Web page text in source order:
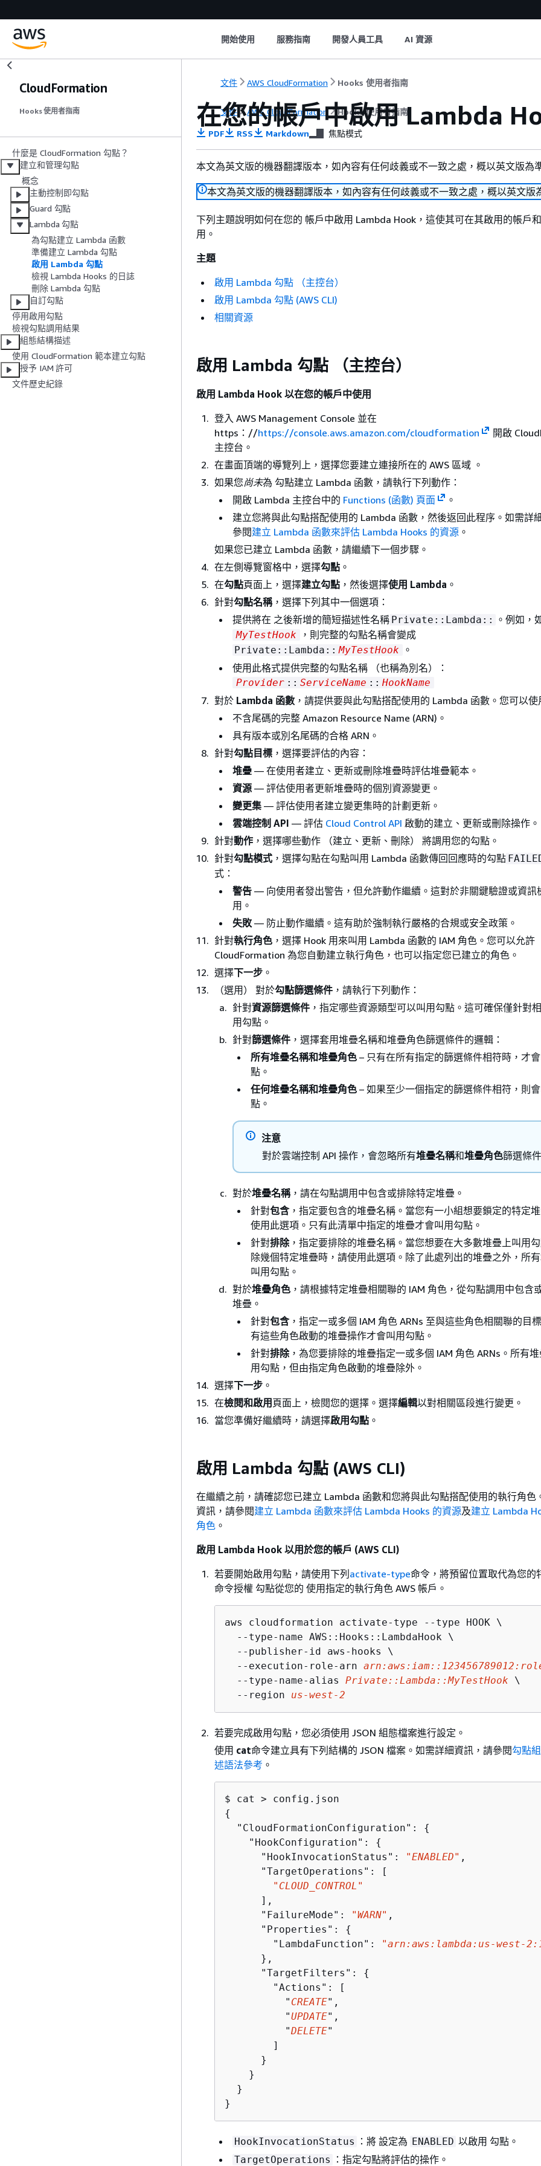
開始使用 服務指南 開發人員工具 AI 資源
CloudFormation
Hooks 使用者指南
什麼是 CloudFormation 勾點？
建立和管理勾點
概念
主動控制即勾點
Guard 勾點
Lambda 勾點
為勾點建立 Lambda 函數
準備建立 Lambda 勾點
啟用 Lambda 勾點
檢視 Lambda Hooks 的日誌
刪除 Lambda 勾點
自訂勾點
停用啟用勾點
檢視勾點調用結果
組態結構描述
使用 CloudFormation 範本建立勾點
授予 IAM 許可
文件歷史紀錄
文件 AWS CloudFormation Hooks 使用者指南
文件 AWS CloudFormation Hooks 使用者指南
在您的帳戶中啟用 Lambda
PDF RSS Markdown 焦點模式
本文為英文版的機器翻譯版本，如內容有任何歧義或不一致之處，概以英文版為
本文為英文版的機器翻譯版本，如內容有任何歧義或不一致之處，概以英文版
下列主題說明如何在您的 帳戶中啟用 Lambda Hook，這使其可在其啟用的帳戶
用。
主題
啟用 Lambda 勾點 （主控台）
啟用 Lambda 勾點 (AWS CLI)
相關資源
啟用 Lambda 勾點 （主控台）
啟用 Lambda Hook 以在您的帳戶中使用
登入 AWS Management Console 並在
https：//https://console.aws.amazon.com/cloudformation
開啟
主控台。
在畫面頂端的導覽列上，選擇您要建立連接所在的 AWS 區域 。
如果您尚未為 勾點建立 Lambda 函數，請執行下列動作：
開啟 Lambda 主控台中的 Functions (函數) 頁面
。
建立您將與此勾點搭配使用的 Lambda 函數，然後返回此程序。如需詳
參閱建立 Lambda 函數來評估 Lambda Hooks 的資源 。
如果您已建立 Lambda 函數，請繼續下一個步驟。
在左側導覽窗格中，選擇勾點 。
在勾點頁面上，選擇建立勾點 ，然後選擇使用 Lambda 。
針對勾點名稱，選擇下列其中一個選項：
提供將在 之後新增的簡短描述性名稱 Private::Lambda:: 。例如，
MyTestHook ，則完整的勾點名稱會變成
Private::Lambda:: MyTestHook
。
使用此格式提供完整的勾點名稱 （也稱為別名）：
Provider :: ServiceName :: HookName
對於 Lambda 函數 ，請提供要與此勾點搭配使用的 Lambda 函數。您可以使
不含尾碼的完整 Amazon Resource Name (ARN)。
具有版本或別名尾碼的合格 ARN。
針對勾點目標 ，選擇要評估的內容：
堆疊 — 在使用者建立、更新或刪除堆疊時評估堆疊範本。
資源 — 評估使用者更新堆疊時的個別資源變更。
變更集 — 評估使用者建立變更集時的計劃更新。
雲端控制 API — 評估 Cloud Control API 啟動的建立、更新或刪除操作。
針對動作 ，選擇哪些動作 （建立、更新、刪除） 將調用您的勾點。
針對勾點模式 ，選擇勾點在勾點叫用 Lambda 函數傳回回應時的勾點
式：
警告 — 向使用者發出警告，但允許動作繼續。這對於非關鍵驗證或資訊
用。
失敗 — 防止動作繼續。這有助於強制執行嚴格的合規或安全政策。
針對執行角色 ，選擇 Hook 用來叫用 Lambda 函數的 IAM 角色。您可以允許
CloudFormation 為您自動建立執行角色，也可以指定您已建立的角色。
選擇下一步 。
（選用） 對於勾點篩選條件 ，請執行下列動作：
針對資源篩選條件 ，指定哪些資源類型可以叫用勾點。這可確保僅針對
用勾點。
針對篩選條件 ，選擇套用堆疊名稱和堆疊角色篩選條件的邏輯：
所有堆疊名稱和堆疊角色 – 只有在所有指定的篩選條件相符時，才
點。
任何堆疊名稱和堆疊角色 – 如果至少一個指定的篩選條件相符，則
點。
注意
對於雲端控制 API 操作，會忽略所有堆疊名稱和堆疊角色篩選條
對於堆疊名稱，請在勾點調用中包含或排除特定堆疊。
針對包含，指定要包含的堆疊名稱。當您有一小組想要鎖定的特定
使用此選項。只有此清單中指定的堆疊才會叫用勾點。
針對排除，指定要排除的堆疊名稱。當您想要在大多數堆疊上叫用
除幾個特定堆疊時，請使用此選項。除了此處列出的堆疊之外，所
叫用勾點。
對於堆疊角色 ，請根據特定堆疊相關聯的 IAM 角色，從勾點調用中包含
堆疊。
針對包含，指定一或多個 IAM 角色 ARNs 至與這些角色相關聯的目
有這些角色啟動的堆疊操作才會叫用勾點。
針對排除，為您要排除的堆疊指定一或多個 IAM 角色 ARNs。所有
用勾點，但由指定角色啟動的堆疊除外。
選擇下一步 。
在檢閱和啟用頁面上，檢閱您的選擇。選擇編輯以對相關區段進行變更。
當您準備好繼續時，請選擇啟用勾點 。
啟用 Lambda 勾點 (AWS CLI)
在繼續之前，請確認您已建立 Lambda 函數和您將與此勾點搭配使用的執行角色
資訊，請參閱建立 Lambda 函數來評估 Lambda Hooks 的資源及建立 Lambda
角色 。
啟用 Lambda Hook 以用於您的帳戶 (AWS CLI)
若要開始啟用勾點，請使用下列 activate-type命令，將預留位置取代為您的
命令授權 勾點從您的 使用指定的執行角色 AWS 帳戶。
aws cloudformation activate-type --type HOOK \
  --type-name AWS::Hooks::LambdaHook \
  --publisher-id aws-hooks \
  --execution-role-arn
  --type-name-alias
Private::Lambda::MyTestHook \
  --region
us-west-2
若要完成啟用勾點，您必須使用 JSON 組態檔案進行設定。
使用 cat命令建立具有下列結構的 JSON 檔案。如需詳細資訊，請參閱勾點
述語法參考 。
{
  "CloudFormationConfiguration":
{
    "HookConfiguration":
{
      "HookInvocationStatus":
"ENABLED" ,
      "TargetOperations": [
"CLOUD_CONTROL"
      ],
      "FailureMode":
"WARN" ,
      "Properties":
{
        "LambdaFunction":
"arn:aws:lambda:us-west-
      },
      "TargetFilters":
{
        "Actions": [
          "
CREATE",
          "
UPDATE",
          "
DELETE"
        ]
      }
    }
  }
}
HookInvocationStatus ：將 設定為 ENABLED 以啟用 勾點。
TargetOperations ：指定勾點將評估的操作。